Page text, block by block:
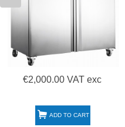
€2,000.00 VAT exc
ADD TO CART